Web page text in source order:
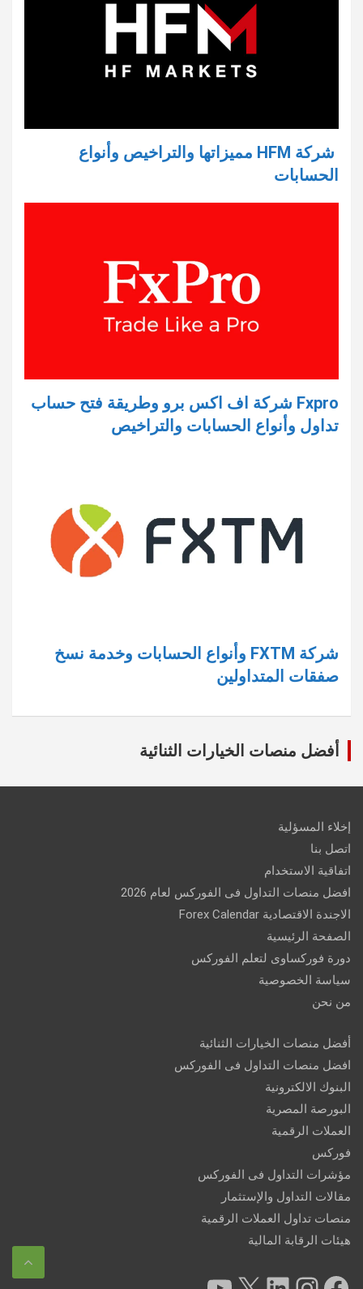
شركة HFM مميزاتها والتراخيص وأنواع
الحسابات
Fxpro شركة اف اكس برو وطريقة فتح حساب
تداول وأنواع الحسابات والتراخيص
شركة FXTM وأنواع الحسابات وخدمة نسخ
صفقات المتداولين
أفضل منصات الخيارات الثنائية
إخلاء المسؤلية
اتصل بنا
اتفاقية الاستخدام
افضل منصات التداول فى الفوركس لعام 2026
الاجندة الاقتصادية Forex Calendar
الصفحة الرئيسية
دورة فوركساوى لتعلم الفوركس
سياسة الخصوصية
من نحن
أفضل منصات الخيارات الثنائية
افضل منصات التداول فى الفوركس
البنوك الالكترونية
البورصة المصرية
العملات الرقمية
فوركس
مؤشرات التداول فى الفوركس
مقالات التداول والإستثمار
منصات تداول العملات الرقمية
هيئات الرقابة المالية